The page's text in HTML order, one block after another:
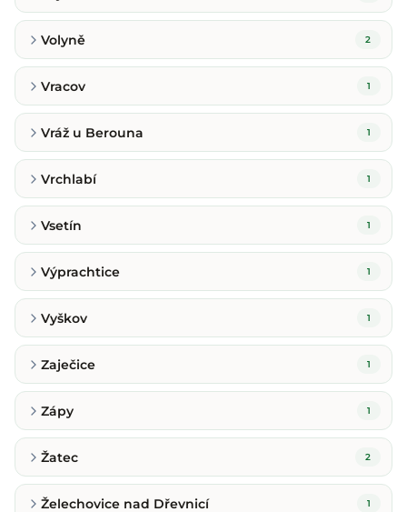
Volyně 2
Vracov 1
Vráž u Berouna 1
Vrchlabí 1
Vsetín 1
Výprachtice 1
Vyškov 1
Zaječice 1
Zápy 1
Žatec 2
Želechovice nad Dřevnicí 1